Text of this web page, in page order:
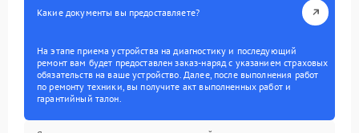
Какие документы вы предоставляете?
На этапе приема устройства на диагностику и последующий
ремонт вам будет предоставлен заказ-наряд с указанием страховых
обязательств на ваше устройство. Далее, после выполнения работ
по ремонту техники, вы получите акт выполненных работ и
гарантийный талон.